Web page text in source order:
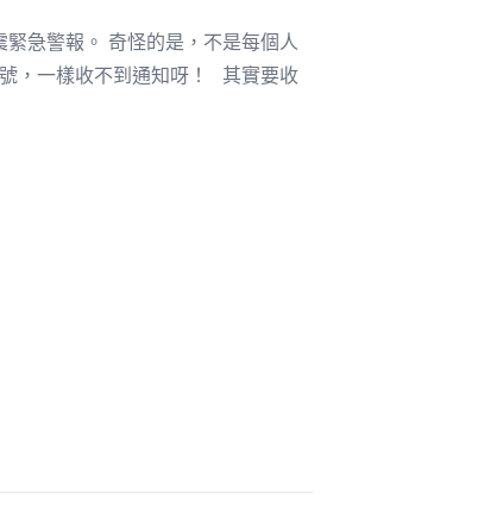
急警報。 奇怪的是，不是每個人
，一樣收不到通知呀！ 其實要收